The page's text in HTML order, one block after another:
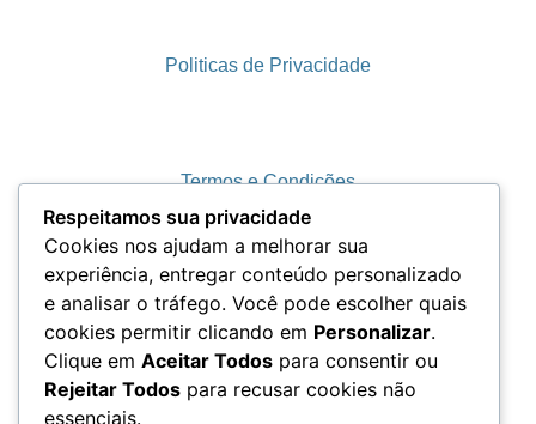
Politicas de Privacidade
Termos e Condições
LGPD
Respeitamos sua privacidade
Cookies nos ajudam a melhorar sua
experiência, entregar conteúdo personalizado
e analisar o tráfego. Você pode escolher quais
cookies permitir clicando em Personalizar.
Clique em Aceitar Todos para consentir ou
Rejeitar Todos para recusar cookies não
essenciais.